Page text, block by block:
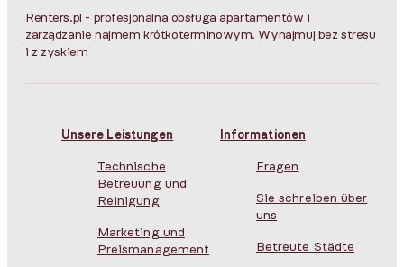
Renters.pl - profesjonalna obsługa apartamentów i
zarządzanie najmem krótkoterminowym. Wynajmuj bez stresu
i z zyskiem
Unsere Leistungen
Technische
Betreuung und
Reinigung
Marketing und
Preismanagement
Informationen
Fragen
Sie schreiben über
uns
Betreute Städte